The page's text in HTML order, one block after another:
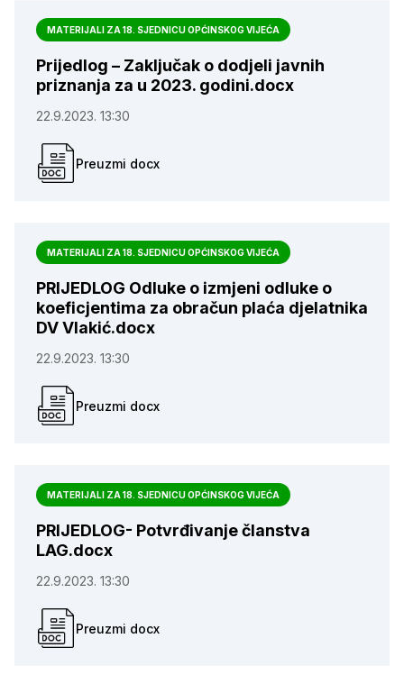
MATERIJALI ZA 18. SJEDNICU OPĆINSKOG VIJEĆA
Prijedlog – Zaključak o dodjeli javnih
priznanja za u 2023. godini.docx
22.9.2023. 13:30
Preuzmi docx
MATERIJALI ZA 18. SJEDNICU OPĆINSKOG VIJEĆA
PRIJEDLOG Odluke o izmjeni odluke o
koeficjentima za obračun plaća djelatnika
DV Vlakić.docx
22.9.2023. 13:30
Preuzmi docx
MATERIJALI ZA 18. SJEDNICU OPĆINSKOG VIJEĆA
PRIJEDLOG- Potvrđivanje članstva
LAG.docx
22.9.2023. 13:30
Preuzmi docx